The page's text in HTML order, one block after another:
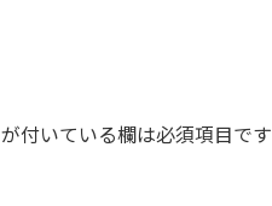
が付いている欄は必須項目です